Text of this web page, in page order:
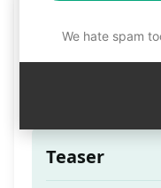
ventes
Teaser
We hate spam